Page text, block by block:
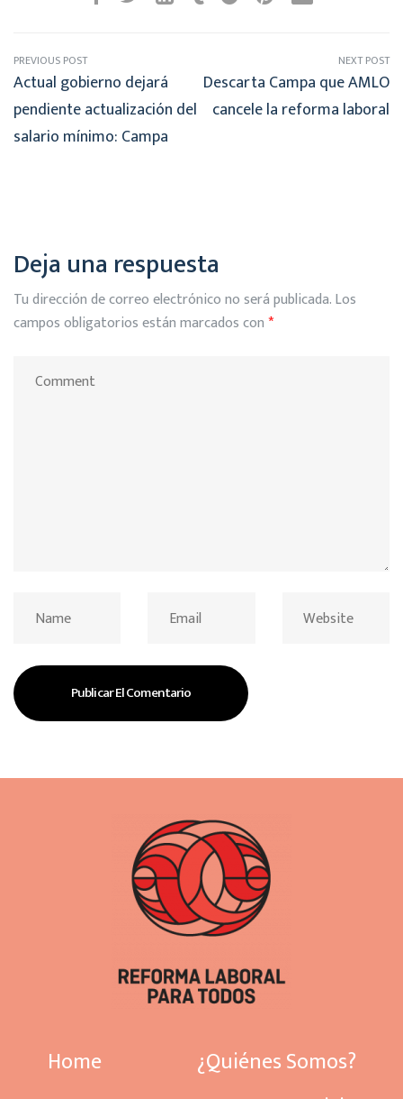
PREVIOUS POST
Actual gobierno dejará
pendiente actualización del
salario mínimo: Campa
NEXT POST
Descarta Campa que AMLO
cancele la reforma laboral
Deja una respuesta
Tu dirección de correo electrónico no será publicada.Los
campos obligatorios están marcados con*
Home
¿Quiénes Somos?